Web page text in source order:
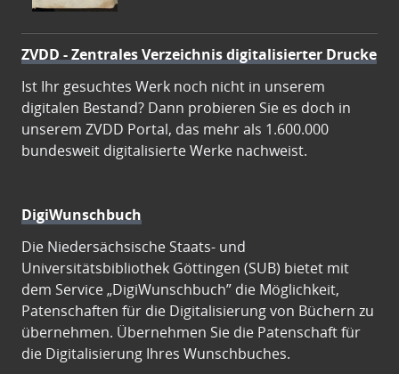
ZVDD - Zentrales Verzeichnis digitalisierter Drucke
Ist Ihr gesuchtes Werk noch nicht in unserem
digitalen Bestand? Dann probieren Sie es doch in
unserem ZVDD Portal, das mehr als 1.600.000
bundesweit digitalisierte Werke nachweist.
DigiWunschbuch
Die Niedersächsische Staats- und
Universitätsbibliothek Göttingen (SUB) bietet mit
dem Service „DigiWunschbuch” die Möglichkeit,
Patenschaften für die Digitalisierung von Büchern zu
übernehmen. Übernehmen Sie die Patenschaft für
die Digitalisierung Ihres Wunschbuches.